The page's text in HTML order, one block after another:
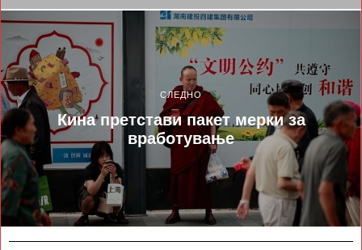
СЛЕДНО
Кина претстави пакет мерки за
вработување